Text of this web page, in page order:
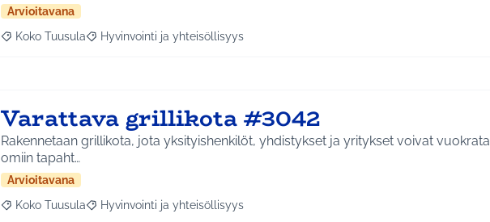
Arvioitavana
Rajaa tulokset aihepiirin mukaan: Koko Tuusula
Koko Tuusula Rajaa tulokset teeman mukaan: Hyvinvointi ja yhteisöllisyys
Hyvinvointi ja yhteisöllisyys
Varattava grillikota #3042
Rakennetaan grillikota, jota yksityishenkilöt, yhdistykset ja yritykset voivat vuokrata
omiin tapaht…
Arvioitavana
Rajaa tulokset aihepiirin mukaan: Koko Tuusula
Koko Tuusula Rajaa tulokset teeman mukaan: Hyvinvointi ja yhteisöllisyys
Hyvinvointi ja yhteisöllisyys